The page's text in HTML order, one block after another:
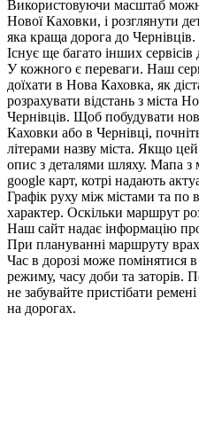
Використовуючи масштаб
Нової Каховки, і розглянути
яка краща дорога до Чернівців.
Існує ще багато інших
У кожного є переваги. Наш
доїхати в Нова Каховка, як
розрахувати відстань з міста
Чернівців. Щоб побудувати
Каховки або в Чернівці,
літерами назву міста. Якщо
опис з деталями шляху. Мапа з
google карт, котрі надають
Графік руху між містами та
характер. Оскільки маршрут
Наш сайт надає інформацію
При плануванні маршруту
Час в дорозі може помінятися
режиму, часу доби та заторів.
не забувайте пристібати
на дорогах.